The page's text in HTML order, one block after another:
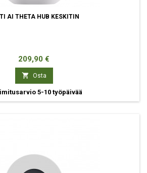
AI THETA HUB KESKITIN
Hinta
209,90 €
 Osta
5-10 työpäivää